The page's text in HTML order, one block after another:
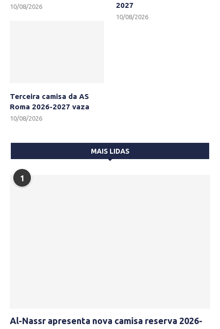
10/08/2026
2027
10/08/2026
Terceira camisa da AS
Roma 2026-2027 vaza
10/08/2026
MAIS LIDAS
1
Al-Nassr apresenta nova camisa reserva 2026-